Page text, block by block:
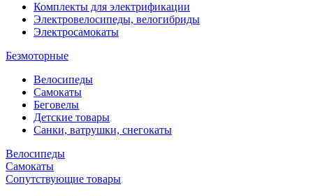
Комплекты для электрификации
Электровелосипеды, велогибриды
Электросамокаты
Безмоторные
Велосипеды
Самокаты
Беговелы
Детские товары
Санки, ватрушки, снегокаты
Велосипеды
Самокаты
Сопутствующие товары